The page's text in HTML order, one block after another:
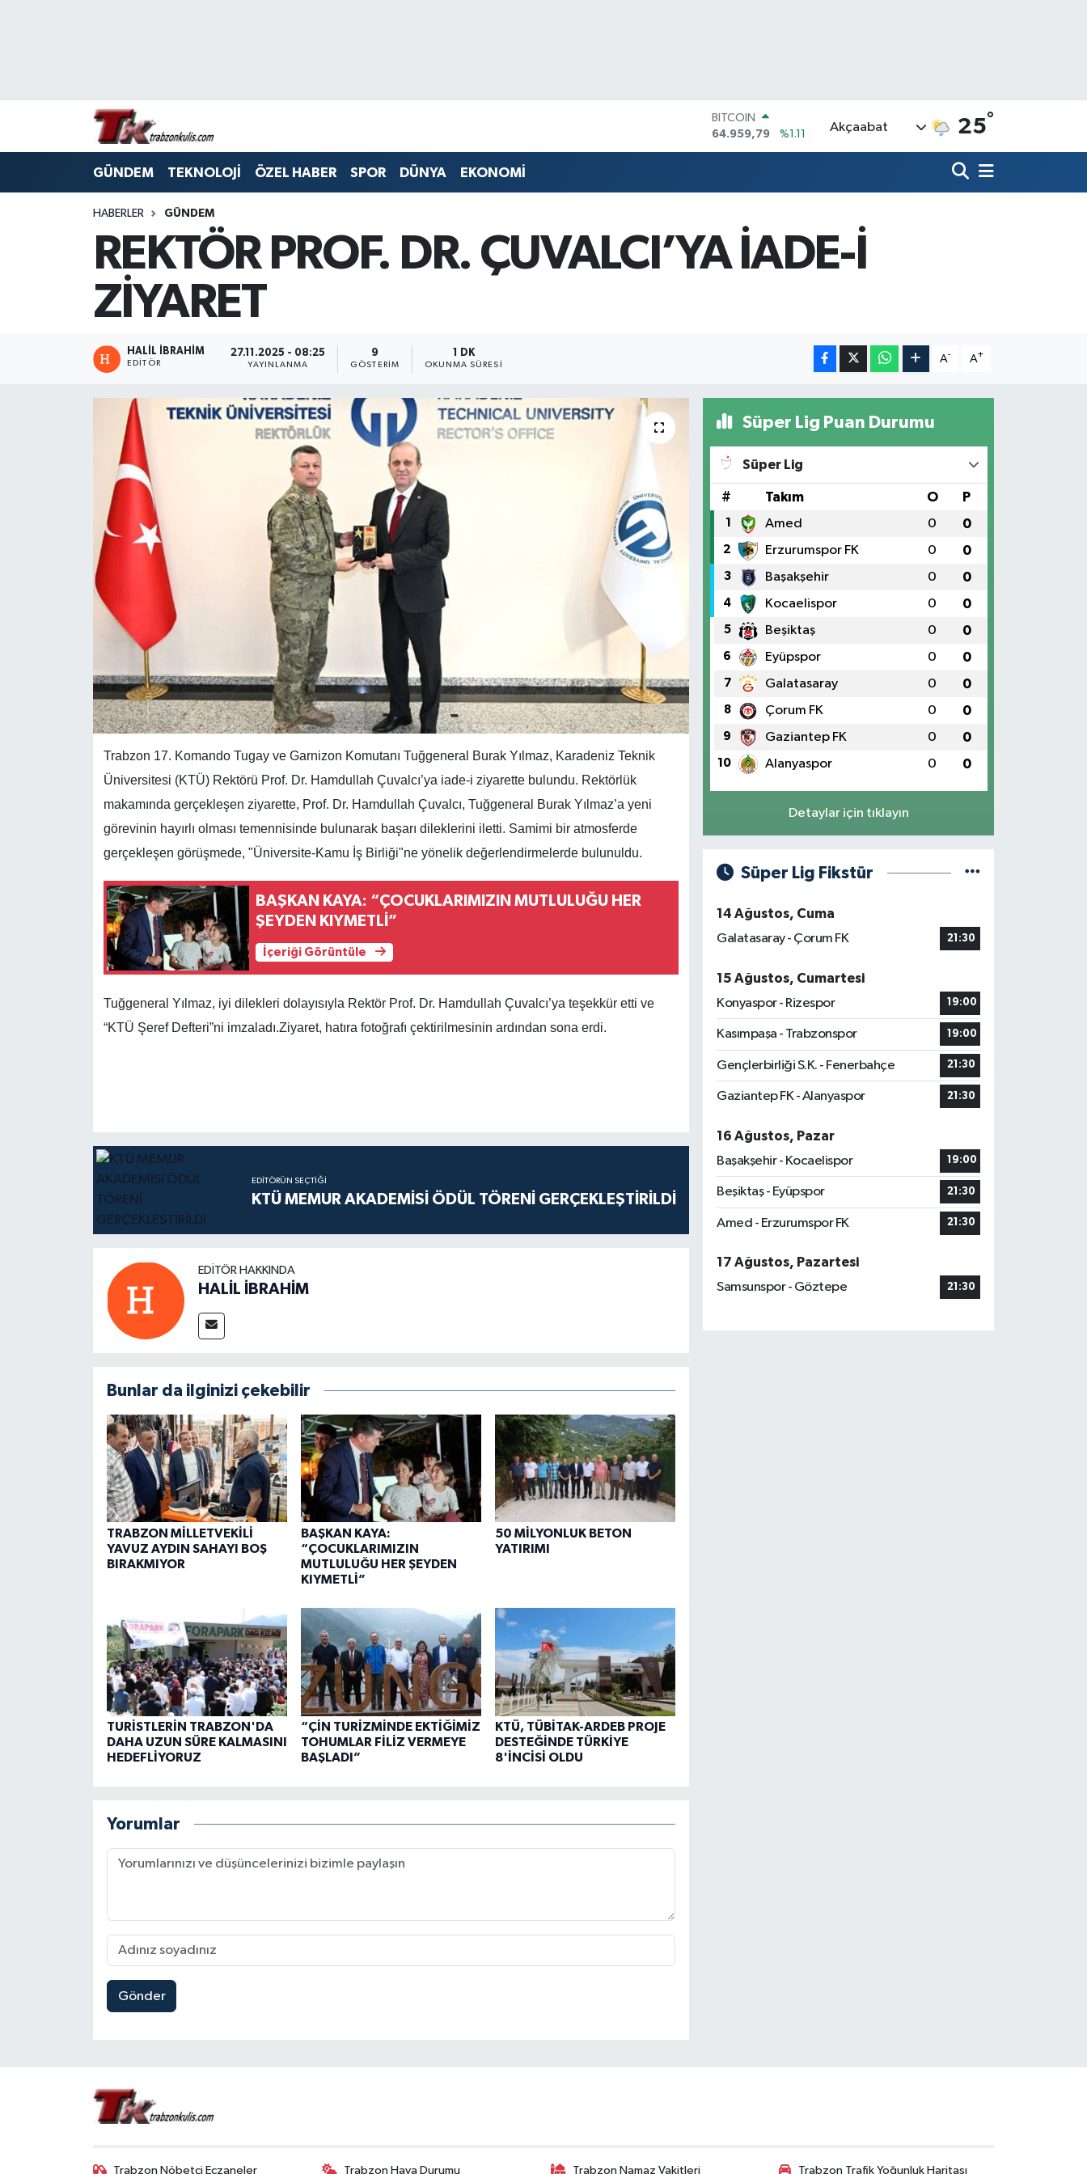
BITCOIN
64.959,79
%1.11
DOLAR
64,4811
GRAM ALTIN
6660.55
%0.03
Akçaabat 25°
GÜNDEM TEKNOLOJİ ÖZEL HABER SPOR DÜNYA EKONOMİ
HABERLER GÜNDEM
REKTÖR PROF. DR. ÇUVALCI’YA İADE-İ
ZİYARET
HALİL İBRAHİM
EDITÖR
27.11.2025 - 08:25
YAYINLANMA
9
GÖSTERIM
1 DK
OKUNMA SÜRESI
A- A+
Trabzon 17. Komando Tugay ve Garnizon Komutanı Tuğgeneral Burak Yılmaz, Karadeniz Teknik
Üniversitesi (KTÜ) Rektörü Prof. Dr. Hamdullah Çuvalcı’ya iade-i ziyarette bulundu. Rektörlük
makamında gerçekleşen ziyarette, Prof. Dr. Hamdullah Çuvalcı, Tuğgeneral Burak Yılmaz’a yeni
görevinin hayırlı olması temennisinde bulunarak başarı dileklerini iletti. Samimi bir atmosferde
gerçekleşen görüşmede, "Üniversite-Kamu İş Birliği"ne yönelik değerlendirmelerde bulunuldu.
BAŞKAN KAYA: “ÇOCUKLARIMIZIN MUTLULUĞU HER
ŞEYDEN KIYMETLİ”
İçeriği Görüntüle
Tuğgeneral Yılmaz, iyi dilekleri dolayısıyla Rektör Prof. Dr. Hamdullah Çuvalcı’ya teşekkür etti ve
“KTÜ Şeref Defteri”ni imzaladı.Ziyaret, hatıra fotoğrafı çektirilmesinin ardından sona erdi.
EDITÖRÜN SEÇTIĞI
KTÜ MEMUR AKADEMİSİ ÖDÜL TÖRENİ GERÇEKLEŞTİRİLDİ
EDITÖR HAKKINDA
HALİL İBRAHİM
Bunlar da ilginizi çekebilir
TRABZON MİLLETVEKİLİ
YAVUZ AYDIN SAHAYI BOŞ
BIRAKMIYOR
BAŞKAN KAYA:
“ÇOCUKLARIMIZIN
MUTLULUĞU HER ŞEYDEN
KIYMETLİ”
50 MİLYONLUK BETON
YATIRIMI
TURİSTLERİN TRABZON'DA
DAHA UZUN SÜRE KALMASINI
HEDEFLİYORUZ
“ÇİN TURİZMİNDE EKTİĞİMİZ
TOHUMLAR FİLİZ VERMEYE
BAŞLADI”
KTÜ, TÜBİTAK-ARDEB PROJE
DESTEĞİNDE TÜRKİYE
8'İNCİSİ OLDU
Yorumlar
Gönder
Süper Lig Puan Durumu
Süper Lig
# Takım O P
1 Amed 0 0
2 Erzurumspor FK 0 0
3 Başakşehir 0 0
4 Kocaelispor 0 0
5 Beşiktaş 0 0
6 Eyüpspor 0 0
7 Galatasaray 0 0
8 Çorum FK 0 0
9 Gaziantep FK 0 0
10 Alanyaspor 0 0
Detaylar için tıklayın
Süper Lig Fikstür
14 Ağustos, Cuma
Galatasaray - Çorum FK
21:30
15 Ağustos, Cumartesi
Konyaspor - Rizespor
19:00
Kasımpaşa - Trabzonspor 19:00
Gençlerbirliği S.K. - Fenerbahçe 21:30
Gaziantep FK - Alanyaspor 21:30
16 Ağustos, Pazar
Başakşehir - Kocaelispor
19:00
Beşiktaş - Eyüpspor 21:30
Amed - Erzurumspor FK 21:30
17 Ağustos, Pazartesi
Samsunspor - Göztepe
21:30
Trabzon Nöbetçi Eczaneler Trabzon Hava Durumu Trabzon Namaz Vakitleri Trabzon Trafik Yoğunluk Haritası
Trabzon Namaz Vakitleri
Süper Lig Puan Durumu ve Fikstür
Tüm Manşetler
Son Dakika Haberleri
Haber Arşivi